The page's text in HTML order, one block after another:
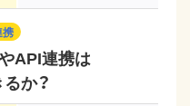
携
API連携は
か？